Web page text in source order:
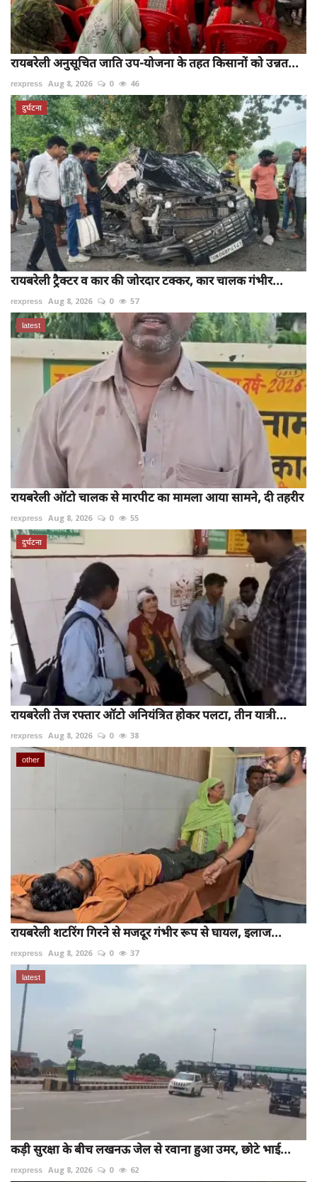
रायबरेली अनुसूचित जाति उप-योजना के तहत किसानों को उन्नत...
rexpress Aug 8, 2026 0 46
दुर्घटना
रायबरेली ट्रैक्टर व कार की जोरदार टक्कर, कार चालक गंभीर...
rexpress Aug 8, 2026 0 57
latest
रायबरेली ऑटो चालक से मारपीट का मामला आया सामने, दी तहरीर
rexpress Aug 8, 2026 0 55
दुर्घटना
रायबरेली तेज रफ्तार ऑटो अनियंत्रित होकर पलटा, तीन यात्री...
rexpress Aug 8, 2026 0 38
other
रायबरेली शटरिंग गिरने से मजदूर गंभीर रूप से घायल, इलाज...
rexpress Aug 8, 2026 0 37
latest
कड़ी सुरक्षा के बीच लखनऊ जेल से रवाना हुआ उमर, छोटे भाई...
rexpress Aug 8, 2026 0 62